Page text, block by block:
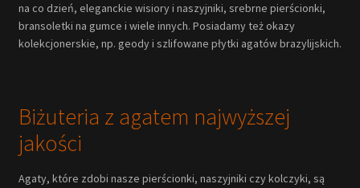
na co dzień, eleganckie wisiory i naszyjniki, srebrne pierścionki,
bransoletki na gumce i wiele innych. Posiadamy też okazy
kolekcjonerskie, np. geody i szlifowane płytki agatów brazylijskich.
Biżuteria z agatem najwyższej
jakości
Agaty, które zdobi nasze pierścionki, naszyjniki czy kolczyki, są